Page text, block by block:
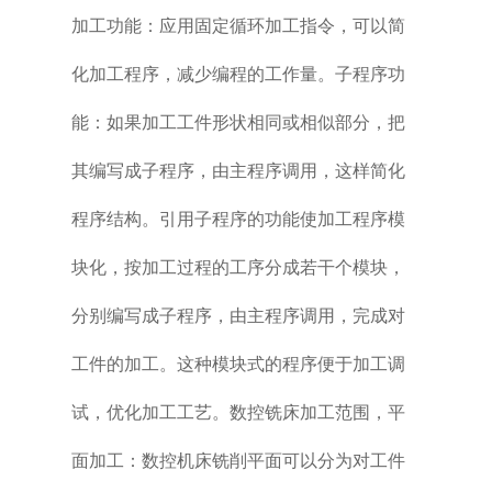
加工功能：应用固定循环加工指令，可以简
化加工程序，减少编程的工作量。子程序功
能：如果加工工件形状相同或相似部分，把
其编写成子程序，由主程序调用，这样简化
程序结构。引用子程序的功能使加工程序模
块化，按加工过程的工序分成若干个模块，
分别编写成子程序，由主程序调用，完成对
工件的加工。这种模块式的程序便于加工调
试，优化加工工艺。数控铣床加工范围，平
面加工：数控机床铣削平面可以分为对工件